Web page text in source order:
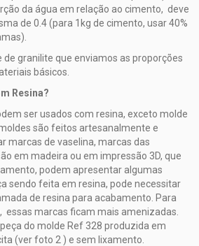
da água em relação ao cimento, deve
de 0.4 (para 1kg de cimento, usar 40%
de granilite que enviamos as proporções
básicos.
Resina?
ser usados com resina, exceto molde
são feitos artesanalmente e
marcas de vaselina, marcas das
em madeira ou em impressão 3D, que
podem apresentar algumas
sendo feita em resina, pode necessitar
de resina para acabamento. Para
essas marcas ficam mais amenizadas.
do molde Ref 328 produzida em
(ver foto 2 ) e sem lixamento.